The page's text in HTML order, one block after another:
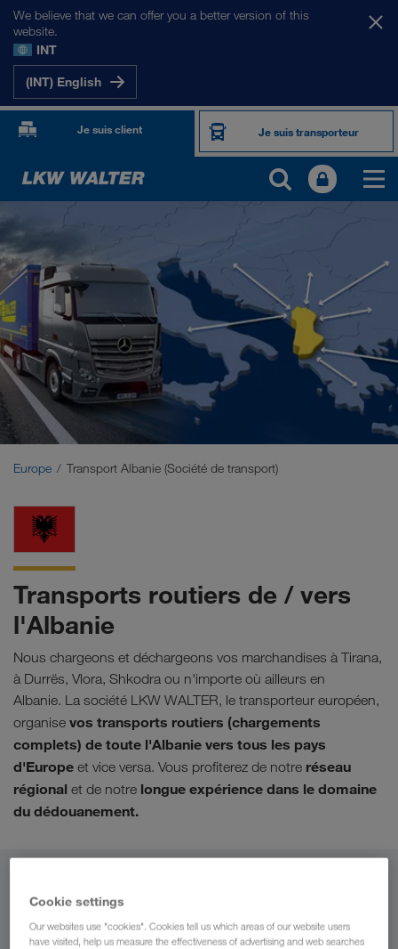
We believe that we can offer you a better version of this
website.
INT
(INT) English
Je suis client Je suis transporteur
NOS MARCHÉS
Europe
Asie Centrale
Russie
Moyen-Orient
Europe Transport Albanie (Société de transport)
Transports routiers de / vers
l'Albanie
Nous chargeons et déchargeons vos marchandises à Tirana,
à Durrës, Vlora, Shkodra ou n'importe où ailleurs en
Albanie. La société LKW WALTER, le transporteur européen,
organise vos transports routiers (chargements
complets) de toute l'Albanie vers tous les pays
d'Europe et vice versa. Vous profiterez de notre réseau
régional et de notre longue expérience dans le domaine
du dédouanement.
Suisse
Cookie settings
Our websites use "cookies". Cookies tell us which areas of our website users
have visited, help us measure the effectiveness of advertising and web searches